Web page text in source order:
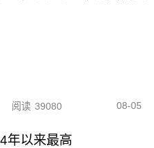
阅读 39080 08-05
年以来最高